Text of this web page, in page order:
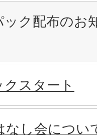
ク配布のお
スタート
なし会につい